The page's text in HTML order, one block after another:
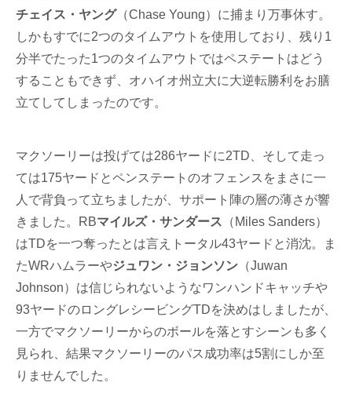
チェイス・ヤング（Chase Young）に捕まり万事休す。
しかもすでに2つのタイムアウトを使用しており、残り1
分半でたった1つのタイムアウトではペステートはどう
することもできず、オハイオ州立大に大逆転勝利をお膳
立てしてしまったのです。
マクソーリーは投げては286ヤードに2TD、そして走っ
ては175ヤードとペンステートのオフェンスをまさに一
人で背負って立ちましたが、サポート陣の層の薄さが響
きました。RBマイルズ・サンダース （Miles Sanders）
はTDを一つ奪ったとは言えトータル43ヤードと消沈。ま
たWRハムラーやジュワン・ジョンソン （Juwan
Johnson）は信じられないようなワンハンドキャッチや
93ヤードのロングレシービングTDを決めはしましたが、
一方でマクソーリーからのボールを落とすシーンも多く
見られ、結果マクソーリーのパス成功率は5割にしか至
りませんでした。